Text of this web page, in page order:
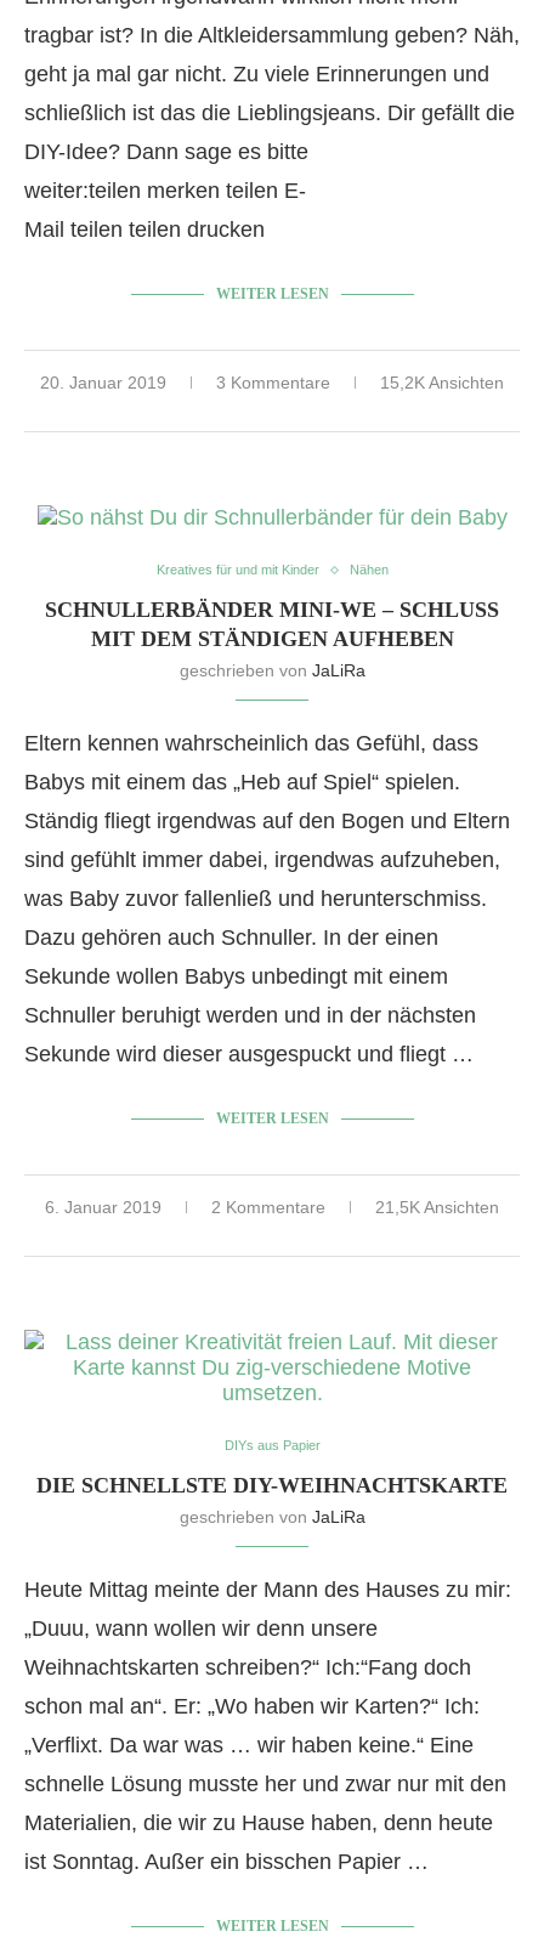
tragbar ist? In die Altkleidersammlung geben? Näh,
geht ja mal gar nicht. Zu viele Erinnerungen und
schließlich ist das die Lieblingsjeans. Dir gefällt die
DIY-Idee? Dann sage es bitte
weiter:teilen merken teilen E-
Mail teilen teilen drucken
WEITER LESEN
20. Januar 2019 3 Kommentare 15,2K Ansichten
Kreatives für und mit Kinder Nähen
SCHNULLERBÄNDER MINI-WE – SCHLUSS M
IT DEM STÄNDIGEN AUFHEBEN
geschrieben von JaLiRa
Eltern kennen wahrscheinlich das Gefühl, dass
Babys mit einem das „Heb auf Spiel“ spielen.
Ständig fliegt irgendwas auf den Bogen und Eltern
sind gefühlt immer dabei, irgendwas aufzuheben,
was Baby zuvor fallenließ und herunterschmiss.
Dazu gehören auch Schnuller. In der einen
Sekunde wollen Babys unbedingt mit einem
Schnuller beruhigt werden und in der nächsten
Sekunde wird dieser ausgespuckt und fliegt …
WEITER LESEN
6. Januar 2019 2 Kommentare 21,5K Ansichten
DIYs aus Papier
DIE SCHNELLSTE DIY-WEIHNACHTSKARTE
geschrieben von JaLiRa
Heute Mittag meinte der Mann des Hauses zu mir:
„Duuu, wann wollen wir denn unsere
Weihnachtskarten schreiben?“ Ich:“Fang doch
schon mal an“. Er: „Wo haben wir Karten?“ Ich:
„Verflixt. Da war was … wir haben keine.“ Eine
schnelle Lösung musste her und zwar nur mit den
Materialien, die wir zu Hause haben, denn heute
ist Sonntag. Außer ein bisschen Papier …
WEITER LESEN